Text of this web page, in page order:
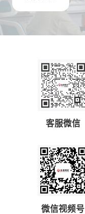
客服微信
微信视频号